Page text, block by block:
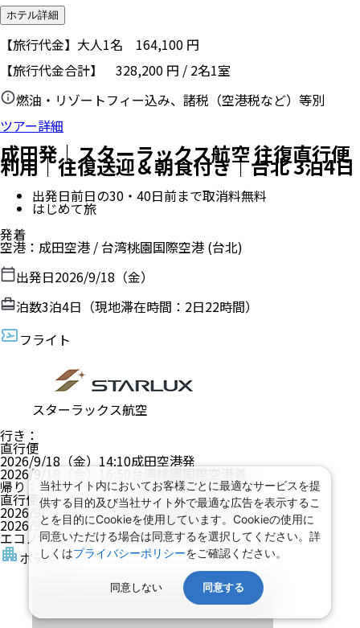
ホテル詳細
【旅行代金】大人1名 164,100 円
【旅行代金合計】 328,200 円 / 2名1室
燃油・リゾートフィー込み、諸税（空港税など）等別
ツアー詳細
成田発｜スターラックス航空 往復直行便
利用｜往復送迎＆朝食付き｜台北 3泊4日
出発日前日の30・40日前まで取消料無料
はじめて旅
発着
空港 ： 成田空港 /台湾桃園国際空港 (台北)
出発日2026/9/18（金）
泊数3泊4日（現地滞在時間： 2日22時間）
フライト
スターラックス航空
行き ：
直行便
2026/9/18（金）14:10成田空港発
2026/9/18（金） 16:50 台湾桃園国際空港 着
帰り ：
直行便
2026/9/21（月）15:00台湾桃園国際空港発
2026/9/21（月）19:25成田空港着
エコノミー
ホテル
当社サイト内においてお客様ごとに最適なサービスを提
供する目的及び当社サイト外で最適な広告を表示するこ
とを目的にCookieを使用しています。Cookieの使用に
同意いただける場合は同意するを選択してください。詳
しくはプライバシーポリシーをご確認ください。
同意しない 同意する